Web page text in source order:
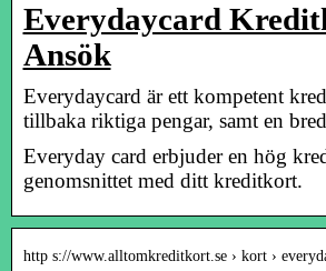
Everydaycard
Ansök
Everydaycard är ett kompetent
tillbaka riktiga pengar, samt en
Everyday card erbjuder en hög
genomsnittet med ditt kreditkort.
http s://www.alltomkreditkort.se › kort ›